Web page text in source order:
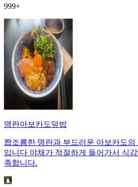
999+
명란아보카도덮밥
짭조름한 명란과 부드러운 아보카도
입니다 야채가 적절하게 들어가서 식
족합니다.